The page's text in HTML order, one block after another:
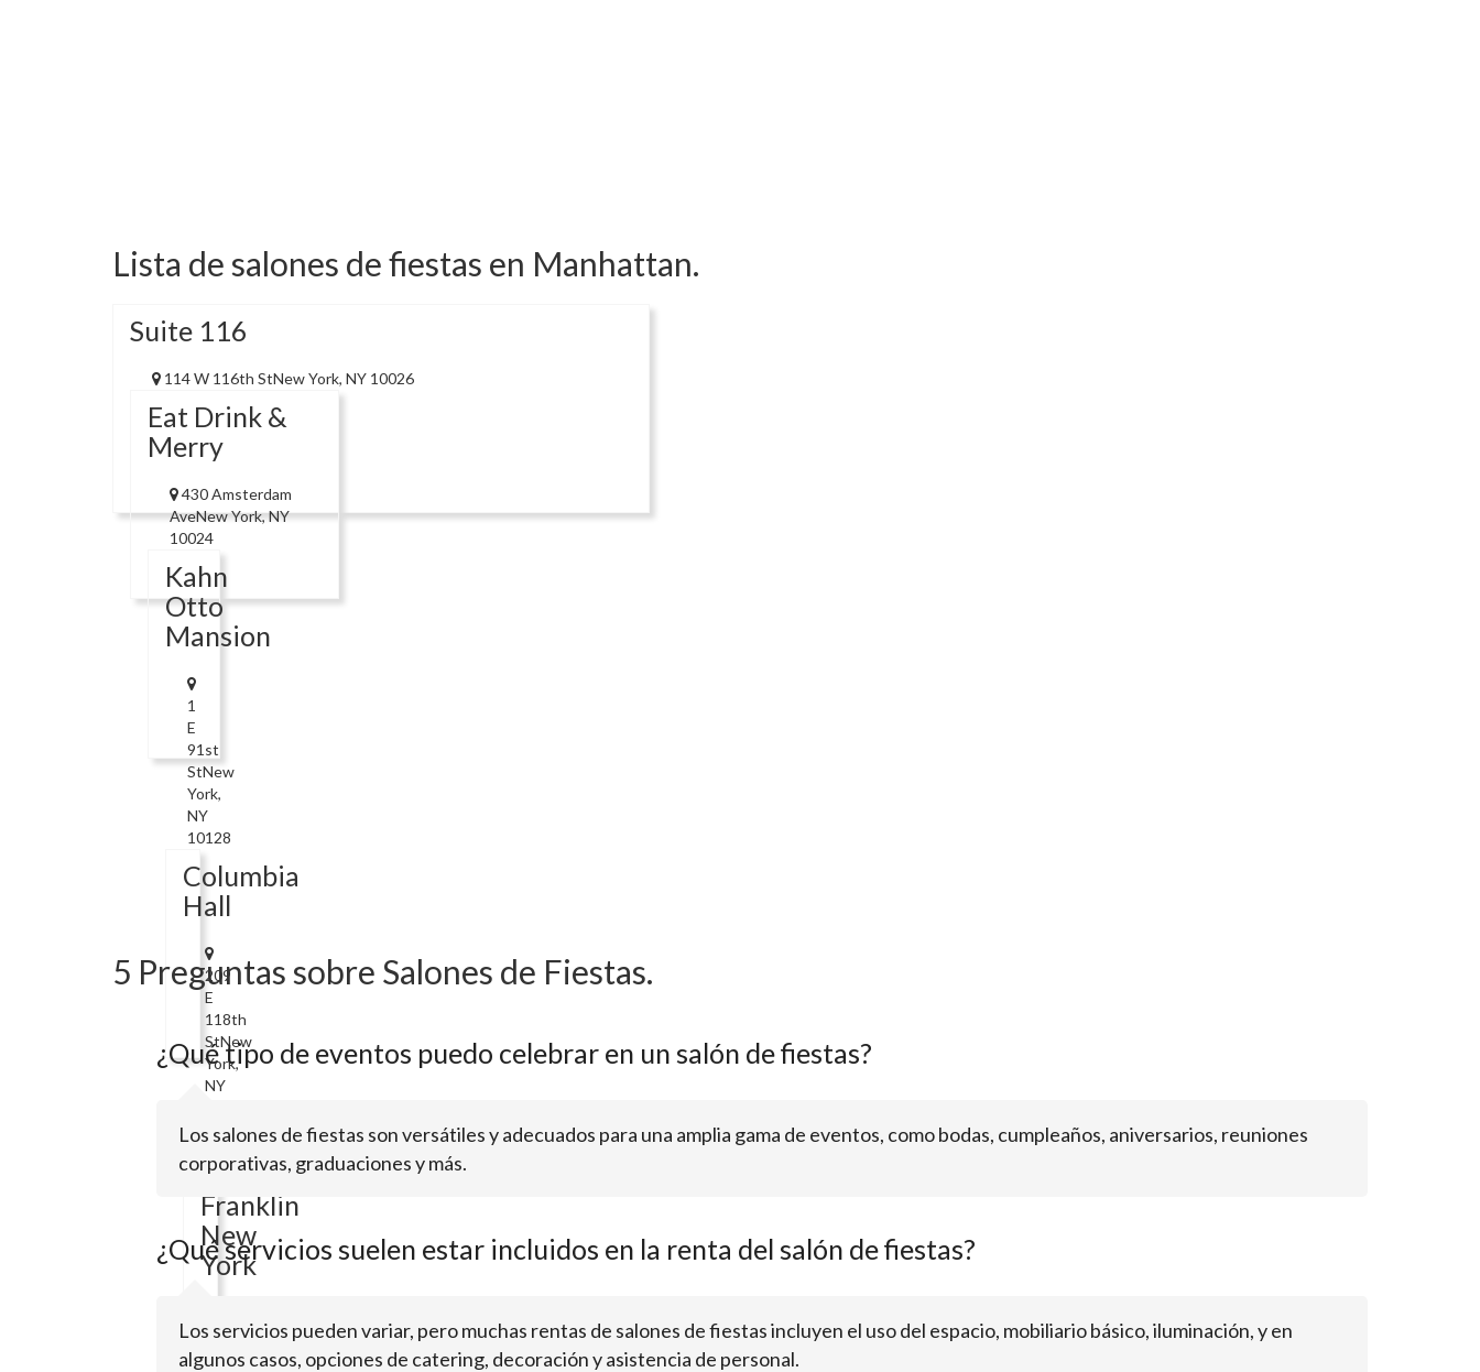
Lista de salones de fiestas en Manhattan.
Suite 116
114 W 116th StNew York, NY 10026
Eat Drink &
Merry
430 Amsterdam
AveNew York, NY
10024
Kahn
Otto
Mansion
1
E
91st
StNew
York,
NY
10128
Columbia
Hall
209
E
118th
StNew
York,
NY
voco
The
Franklin
New
York
164
E
5 Preguntas sobre Salones de Fiestas.
¿Qué tipo de eventos puedo celebrar en un salón de fiestas?
Los salones de fiestas son versátiles y adecuados para una amplia gama de eventos, como bodas, cumpleaños, aniversarios, reuniones
corporativas, graduaciones y más.
¿Qué servicios suelen estar incluidos en la renta del salón de fiestas?
Los servicios pueden variar, pero muchas rentas de salones de fiestas incluyen el uso del espacio, mobiliario básico, iluminación, y en
algunos casos, opciones de catering, decoración y asistencia de personal.